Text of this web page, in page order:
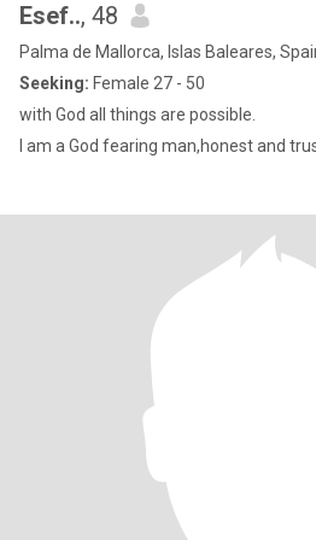
Esef.., 48
Palma de Mallorca, Islas Baleares,
Seeking: Female 27 - 50
with God all things are possible.
I am a God fearing man,honest and